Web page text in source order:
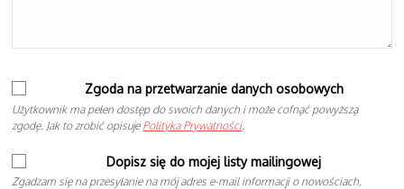
Zgoda na przetwarzanie danych osobowych
Użytkownik ma pełen dostęp do swoich danych i może cofnąć powyższą
zgodę. Jak to zrobić opisuje Polityka Prywatności.
Dopisz się do mojej listy mailingowej
Zgadzam się na przesyłanie na mój adres e-mail informacji o nowościach,